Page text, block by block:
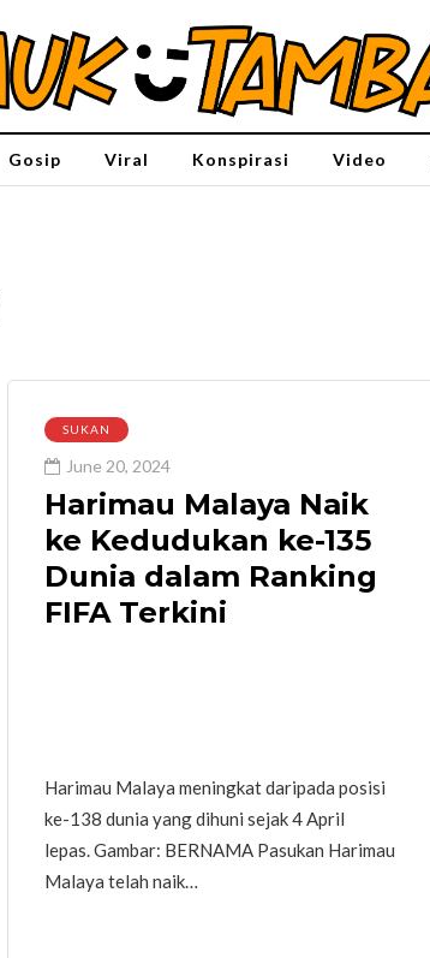
Gosip Viral Konspirasi Video
SUKAN
June 20, 2024
Harimau Malaya Naik
ke Kedudukan ke-135
Dunia dalam Ranking
FIFA Terkini
Harimau Malaya meningkat daripada posisi
ke-138 dunia yang dihuni sejak 4 April
lepas. Gambar: BERNAMA Pasukan Harimau
Malaya telah naik…